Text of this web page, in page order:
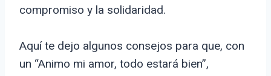
compromiso y la solidaridad.
Aquí te dejo algunos consejos para que, con
un “Animo mi amor, todo estará bien”,